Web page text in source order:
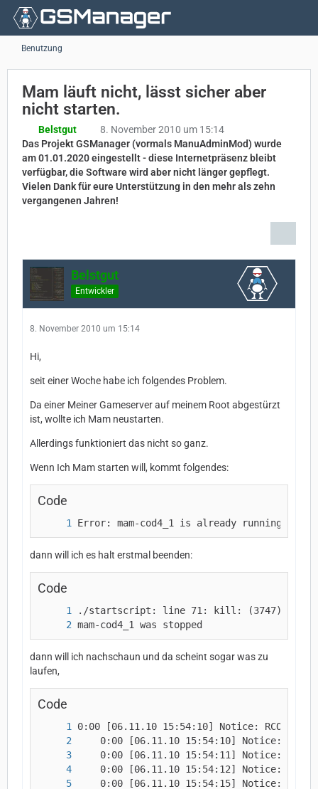
Benutzung
Mam läuft nicht, lässt sicher aber
nicht starten.
Belstgut
8. November 2010 um 15:14
Das Projekt GSManager (vormals ManuAdminMod) wurde
am 01.01.2020 eingestellt - diese Internetpräsenz bleibt
verfügbar, die Software wird aber nicht länger gepflegt.
Vielen Dank für eure Unterstützung in den mehr als zehn
vergangenen Jahren!
Belstgut
Entwickler
8. November 2010 um 15:14
Hi,
seit einer Woche habe ich folgendes Problem.
Da einer Meiner Gameserver auf meinem Root abgestürzt
ist, wollte ich Mam neustarten.
Allerdings funktioniert das nicht so ganz.
Wenn Ich Mam starten will, kommt folgendes:
Code
Error: mam-cod4_1 is already running,
dann will ich es halt erstmal beenden:
Code
mam-cod4_1 was stopped
dann will ich nachschaun und da scheint sogar was zu
laufen,
Code